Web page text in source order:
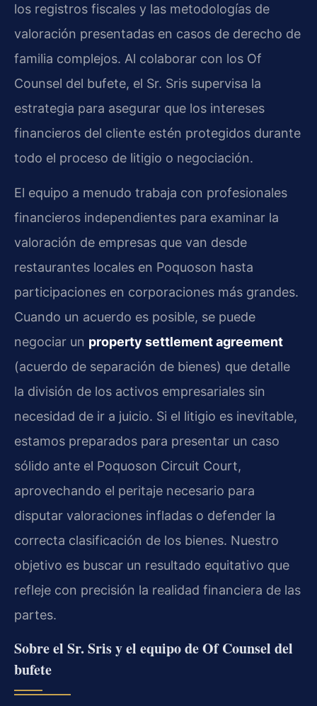
los registros fiscales y las metodologías de
valoración presentadas en casos de derecho de
familia complejos. Al colaborar con los Of
Counsel del bufete, el Sr. Sris supervisa la
estrategia para asegurar que los intereses
financieros del cliente estén protegidos durante
todo el proceso de litigio o negociación.
El equipo a menudo trabaja con profesionales
financieros independientes para examinar la
valoración de empresas que van desde
restaurantes locales en Poquoson hasta
participaciones en corporaciones más grandes.
Cuando un acuerdo es posible, se puede
negociar un property settlement agreement
(acuerdo de separación de bienes) que detalle
la división de los activos empresariales sin
necesidad de ir a juicio. Si el litigio es inevitable,
estamos preparados para presentar un caso
sólido ante el Poquoson Circuit Court,
aprovechando el peritaje necesario para
disputar valoraciones infladas o defender la
correcta clasificación de los bienes. Nuestro
objetivo es buscar un resultado equitativo que
refleje con precisión la realidad financiera de las
partes.
Sobre el Sr. Sris y el equipo de Of Counsel del
bufete